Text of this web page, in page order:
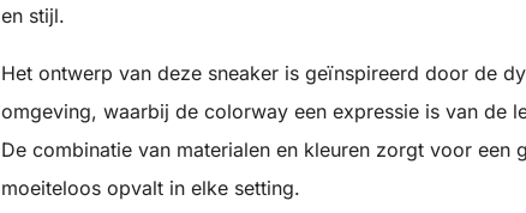
en stijl.
Het ontwerp van deze sneaker is geïnspireerd door de
omgeving, waarbij de colorway een expressie is van de
De combinatie van materialen en kleuren zorgt voor een
moeiteloos opvalt in elke setting.